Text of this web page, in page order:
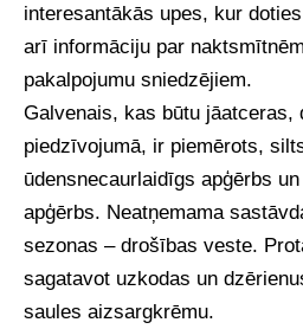
interesantākās upes, kur
arī informāciju par
pakalpojumu sniedzējiem.
Galvenais, kas būtu jāatceras,
piedzīvojumā, ir piemērots,
ūdensnecaurlaidīgs apģērbs
apģērbs. Neatņemama
sezonas – drošības veste.
sagatavot uzkodas un
saules aizsargkrēmu.